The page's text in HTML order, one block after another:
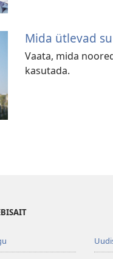
Mida ütlevad
Vaata, mida
kasutada.